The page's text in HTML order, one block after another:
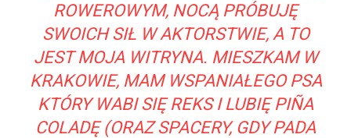
ROWEROWYM, NOCĄ PRÓBUJĘ
SWOICH SIŁ W AKTORSTWIE, A TO
JEST MOJA WITRYNA. MIESZKAM W
KRAKOWIE, MAM WSPANIAŁEGO PSA
KTÓRY WABI SIĘ REKS I LUBIĘ PIÑA
COLADĘ (ORAZ SPACERY, GDY PADA